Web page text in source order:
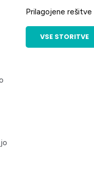
Prilagojene
VSE STORITVE